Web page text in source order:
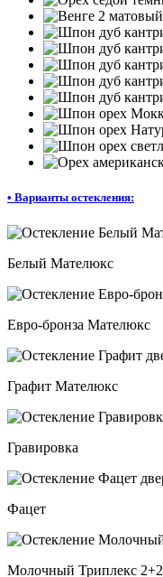
• Варианты остекления:
Белый Мателюкс
Евро-бронза Мателюкс
Графит Мателюкс
Гравировка
Фацет
Молочный Триплекс 2+2